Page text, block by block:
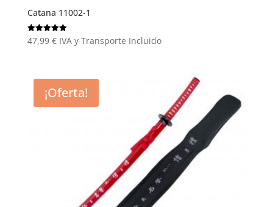
Catana 11002-1
Valorado
con
47,99 € IVA y Transporte Incluido
¡Oferta!